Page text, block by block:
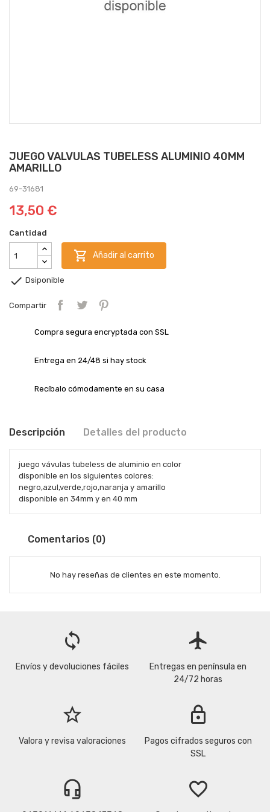
JUEGO VALVULAS TUBELESS ALUMINIO 40MM
AMARILLO
69-31681
13,50 €
Cantidad
 Añadir al carrito
 Dsiponible
Compartir
Compra segura encryptada con SSL
Entrega en 24/48 si hay stock
Recíbalo cómodamente en su casa
Descripción Detalles del producto
juego vávulas tubeless de aluminio en color
disponible en los siguientes colores:
negro,azul,verde,rojo,naranja y amarillo
disponible en 34mm y en 40 mm
Comentarios (0)
No hay reseñas de clientes en este momento.
loop
Envíos y devoluciones fáciles
flight
Entregas en península en
24/72 horas
star_border
Valora y revisa valoraciones
lock
Pagos cifrados seguros con
SSL
headset_mic favorite_border